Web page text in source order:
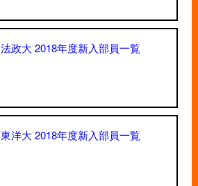
法政大 2018年度新入部員一覧
東洋大 2018年度新入部員一覧